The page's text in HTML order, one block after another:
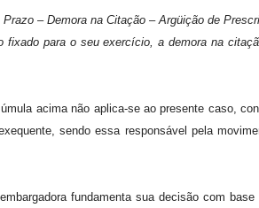
– Demora na Citação – Argüição de
fixado para o seu exercício, a demora na
acima não aplica-se ao presente caso,
sendo essa responsável pela
fundamenta sua decisão com